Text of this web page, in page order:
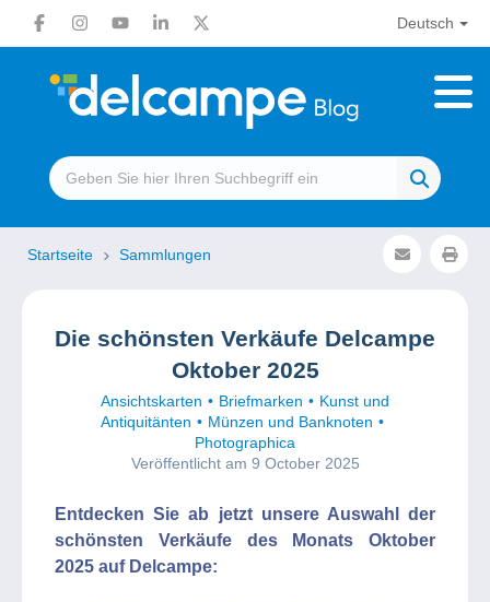
Deutsch
Startseite Sammlungen
Die schönsten Verkäufe Delcampe
Oktober 2025
Ansichtskarten Briefmarken
Kunst und
Antiquitänten
Münzen und Banknoten
Photographica
Veröffentlicht am 9 October 2025
Entdecken Sie ab jetzt unsere Auswahl der
schönsten Verkäufe des Monats Oktober
2025 auf Delcampe: